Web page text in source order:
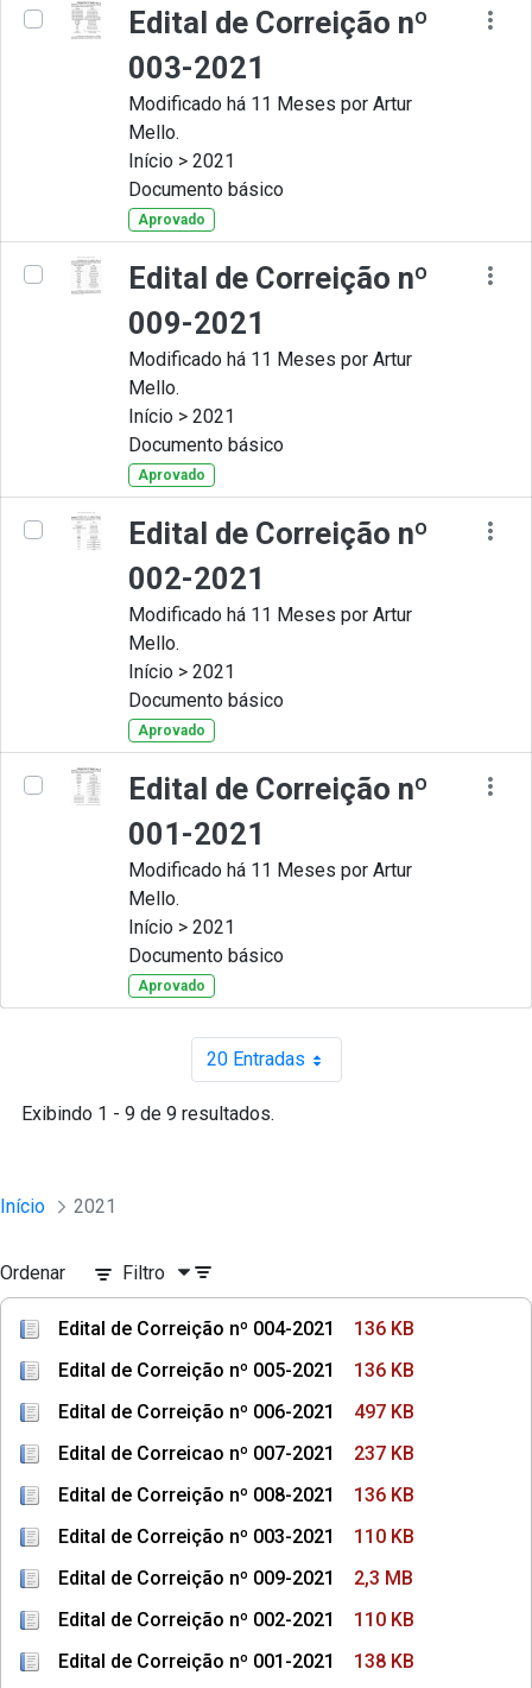
Edital de Correição nº
003-2021
Modificado há 11 Meses por Artur
Mello.
Início > 2021
Documento básico
Aprovado
Edital de Correição nº
009-2021
Modificado há 11 Meses por Artur
Mello.
Início > 2021
Documento básico
Aprovado
Edital de Correição nº
002-2021
Modificado há 11 Meses por Artur
Mello.
Início > 2021
Documento básico
Aprovado
Edital de Correição nº
001-2021
Modificado há 11 Meses por Artur
Mello.
Início > 2021
Documento básico
Aprovado
20 EntradasPor página
Exibindo 1 - 9 de 9 resultados.
Início 2021
Ordenar Filtro
Edital de Correição nº 004-2021
136 KB
Edital de Correição nº 005-2021
136 KB
Edital de Correição nº 006-2021
497 KB
Edital de Correicao nº 007-2021
237 KB
Edital de Correição nº 008-2021
136 KB
Edital de Correição nº 003-2021
110 KB
Edital de Correição nº 009-2021
2,3 MB
Edital de Correição nº 002-2021
110 KB
Edital de Correição nº 001-2021
138 KB